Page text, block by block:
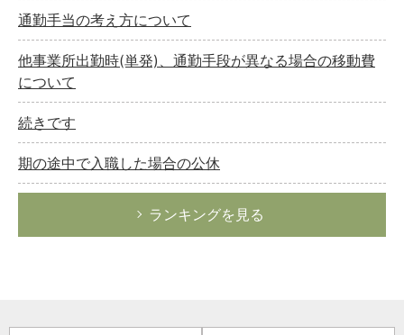
通勤手当の考え方について
他事業所出勤時(単発)、通勤手段が異なる場合の移動費
について
続きです
期の途中で入職した場合の公休
ランキングを見る